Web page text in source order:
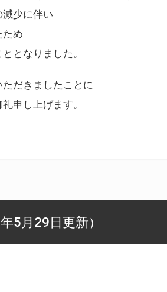
少に伴い
ため
となりました。
だきましたことに
申し上げます。
5月29日更新）